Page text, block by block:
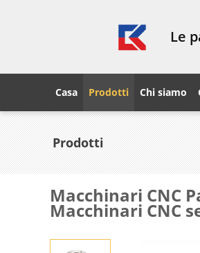
Le
Casa Prodotti Chi siamo
Prodotti
Macchinari CNC
Macchinari CNC